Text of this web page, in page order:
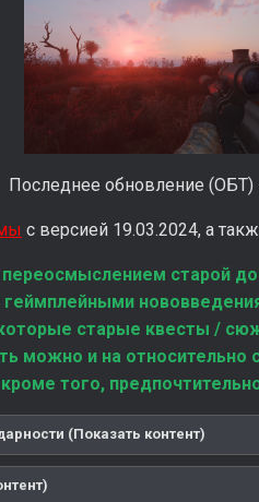
Последнее обновление (ОБТ)
с версией 19.03.2024, а
переосмыслением старой
старые квесты /
можно и на относительно
того,
(Показать контент)